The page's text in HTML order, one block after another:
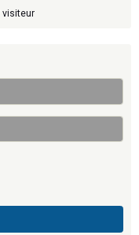
visiteur